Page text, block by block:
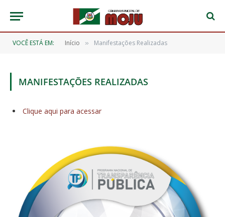
VOCÊ ESTÁ EM: Início » Manifestações Realizadas
MANIFESTAÇÕES REALIZADAS
Clique aqui para acessar